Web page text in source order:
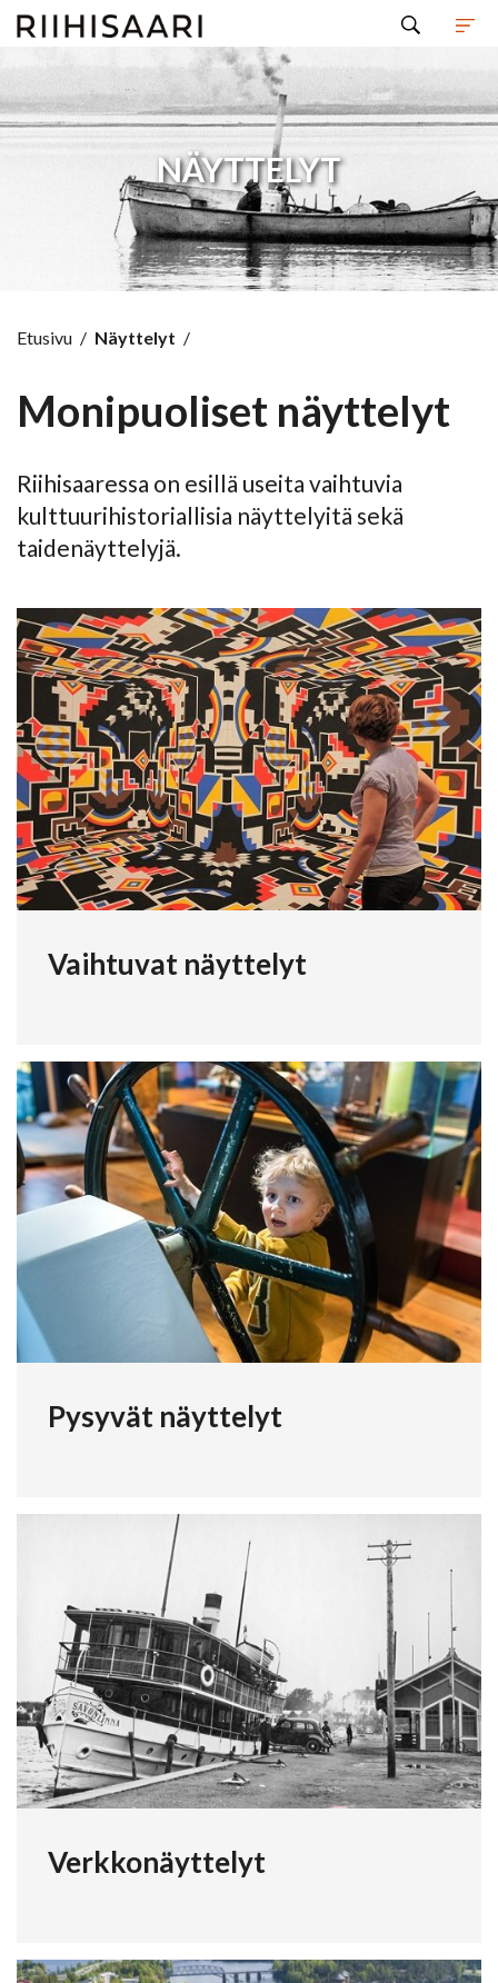
NÄYTTELYT
Etusivu / Näyttelyt /
Monipuoliset näyttelyt
Riihisaaressa on esillä useita vaihtuvia
kulttuurihistoriallisia näyttelyitä sekä
taidenäyttelyjä.
Vaihtuvat näyttelyt
Pysyvät näyttelyt
Verkkonäyttelyt